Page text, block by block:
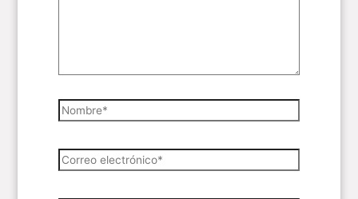
Nombre*
Correo
electrónico*